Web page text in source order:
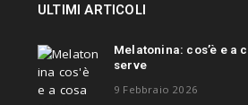
ULTIMI ARTICOLI
Melatonina: cos’è e a
serve
9 Febbraio 2026